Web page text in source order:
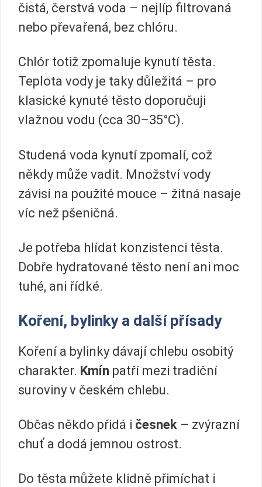
čistá, čerstvá voda – nejlíp filtrovaná
nebo převařená, bez chlóru.
Chlór totiž zpomaluje kynutí těsta.
Teplota vody je taky důležitá – pro
klasické kynuté těsto doporučuji
vlažnou vodu (cca 30–35°C).
Studená voda kynutí zpomalí, což
někdy může vadit. Množství vody
závisí na použité mouce – žitná nasaje
víc než pšeničná.
Je potřeba hlídat konzistenci těsta.
Dobře hydratované těsto není ani moc
tuhé, ani řídké.
Koření, bylinky a další přísady
Koření a bylinky dávají chlebu osobitý
charakter. Kmín patří mezi tradiční
suroviny v českém chlebu.
Občas někdo přidá i česnek – zvýrazní
chuť a dodá jemnou ostrost.
Do těsta můžete klidně přimíchat i